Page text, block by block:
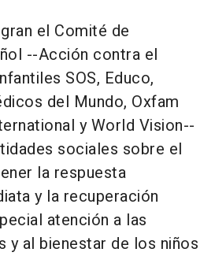
el Comité de
--Acción contra el
SOS, Educo,
del Mundo, Oxfam
y World Vision--
sociales sobre el
la respuesta
y la recuperación
atención a las
y al bienestar de los niños